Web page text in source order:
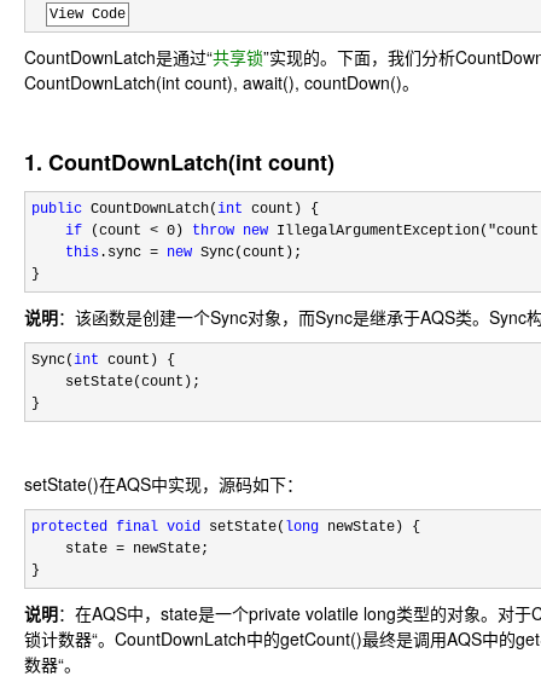
View Code
CountDownLatch是通过“共享锁”实现的。下面，我们分析
CountDownLatch(int count), await(), countDown()。
1. CountDownLatch(int count)
public CountDownLatch(int count) {
if (count < 0) throw new
this .sync = new Sync(count);
}
说明：该函数是创建一个Sync对象，而Sync是继承于AQS类。Sync
Sync(int count) {
    setState(count);
}
setState()在AQS中实现，源码如下：
protected final void setState( long newState) {
    state
= newState;
}
说明：在AQS中，state是一个private volatile long类型的对象。对
锁计数器“。CountDownLatch中的getCount()最终是调用AQS中的
数器“。